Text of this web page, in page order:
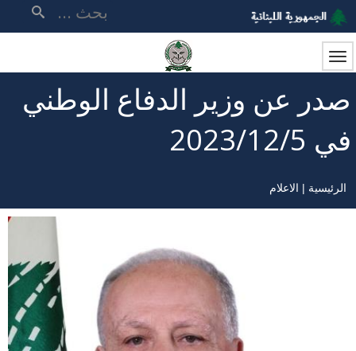
تجاوز
إلى
المحتوى
الرئيسي
صدر عن وزير الدفاع الوطني
في 2023/12/5
مسار
الرئيسية الاعلام